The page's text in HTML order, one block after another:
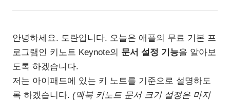
안녕하세요. 도란입니다. 오늘은 애플의 무료 기본 프
로그램인 키노트 Keynote의 문서 설정 기능을 알아보
도록 하겠습니다.
저는 아이패드에 있는 키 노트를 기준으로 설명하도
록 하겠습니다. (맥북 키노트 문서 크기 설정은 마지